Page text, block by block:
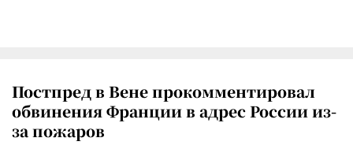
Постпред в Вене прокомментировал
обвинения Франции в адрес России из-
за пожаров